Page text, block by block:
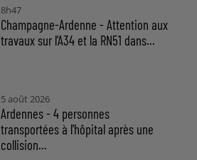
8h47
Champagne-Ardenne - Attention aux
travaux sur l'A34 et la RN51 dans...
5 août 2026
Ardennes - 4 personnes
transportées à l'hôpital après une
collision...